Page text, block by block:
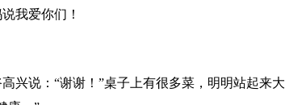
我爱你们！
兴说：“谢谢！”桌子上有很多菜，明明站起来大